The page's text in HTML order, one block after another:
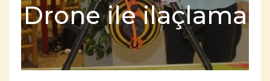
Drone ile ilaçlama